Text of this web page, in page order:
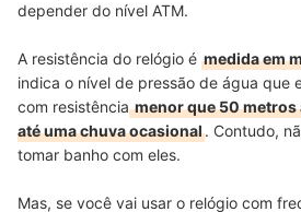
depender do nível ATM.
A resistência do relógio é medida em
indica o nível de pressão de água que
com resistênciamenor que 50 metros
até uma chuva ocasional. Contudo,
tomar banho com eles.
Mas, se você vai usar o relógio com